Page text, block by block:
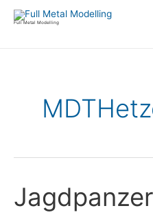
Full Metal Modelling
Jagdpanzer
38(t)